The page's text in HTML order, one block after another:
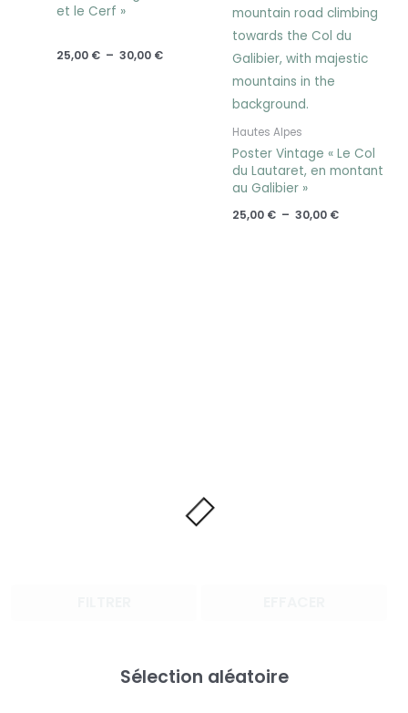
Sélection aléatoire
et le Cerf »
25,00 € – 30,00 €
Hautes Alpes
Poster Vintage « Le Col
du Lautaret, en montant
au Galibier »
25,00 € – 30,00 €